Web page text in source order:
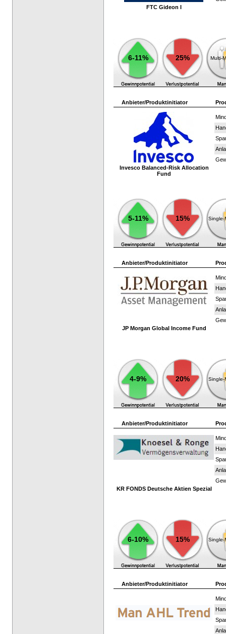
FTC Gideon I
6-11% 25% Multi-
Anbieter/Produktinitiator
Invesco Balanced-Risk Allocation
Fund
5-11% 15% Single-
Anbieter/Produktinitiator
JP Morgan Global Income Fund
4-9% 20% Single-
Anbieter/Produktinitiator
KR FONDS Deutsche Aktien Spezial
6-10% 15% Single-
Anbieter/Produktinitiator